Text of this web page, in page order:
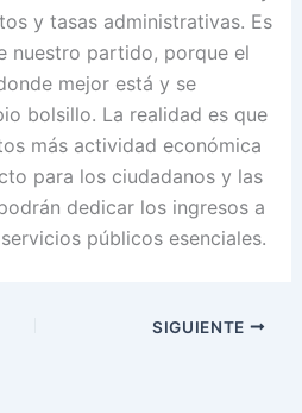
y tasas administrativas. Es
nuestro partido, porque el
mejor está y se
bolsillo. La realidad es que
más actividad económica
para los ciudadanos y las
dedicar los ingresos a
públicos esenciales.
SIGUIENTE